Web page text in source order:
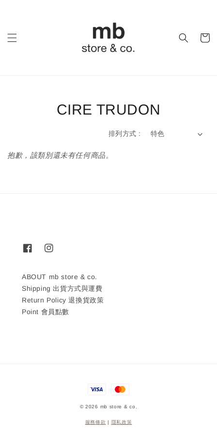
CIRE TRUDON
排列方式 :
抱歉，該類別還未有任何商品。
ABOUT mb store & co.
Shipping 出貨方式與運費
Return Policy 退換貨政策
Point 會員點數
© 2026 mb store & co.
服務條款 | 隱私政策